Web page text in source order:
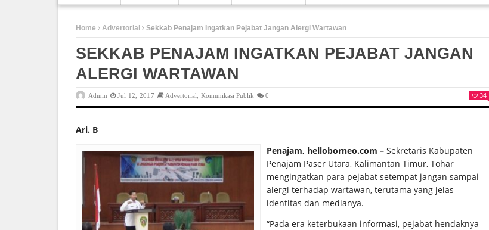
Home Advertorial Sekkab Penajam Ingatkan Pejabat Jangan Alergi Wartawan
SEKKAB PENAJAM INGATKAN PEJABAT JANGAN
ALERGI WARTAWAN
Admin Jul 12, 2017 Advertorial Komunikasi Publik 0 34
Ari. B
Penajam, helloborneo.com – Sekretaris Kabupaten
Penajam Paser Utara, Kalimantan Timur, Tohar
mengingatkan para pejabat setempat jangan sampai
alergi terhadap wartawan, terutama yang jelas
identitas dan medianya.
“Pada era keterbukaan informasi, pejabat hendaknya